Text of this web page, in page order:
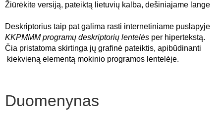
Žiūrėkite versiją, pateiktą lietuvių kalba, dešiniajame lange
Deskriptorius taip pat galima rasti internetiniame puslapyje
KKPMMM programų deskriptorių lentelės per hipertekstą.
Čia pristatoma skirtinga jų grafinė pateiktis, apibūdinanti
kiekvieną elementą mokinio programos lentelėje.
Duomenynas